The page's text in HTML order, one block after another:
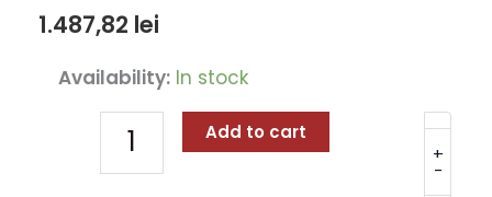
1.487,82 lei
Availability: In stock
-
Automatizare
Poartă
Batantă
FAAC
+
Add to cart